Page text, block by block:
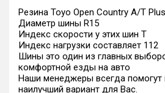
Резина Toyo Open Country A/T
Диаметр шины R15
Индекс скорости у этих шин T
Индекс нагрузки составляет 112
Шины это один из главных
комфортной езды на авто
Наши менеджеры всегда помогут
наилучший вариант для Вас.